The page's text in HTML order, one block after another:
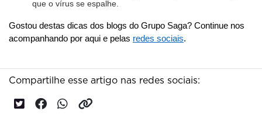
que o vírus se espalhe.
Gostou destas dicas dos blogs do Grupo Saga? Continue nos
acompanhando por aqui e pelas redes sociais.
Compartilhe esse artigo nas redes sociais: